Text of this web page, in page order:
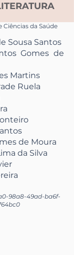
Ciências da Saúde
Sousa Santos
Gomes de
Martins
Ruela
de Moura
da Silva
98a8-49ad-ba6f-